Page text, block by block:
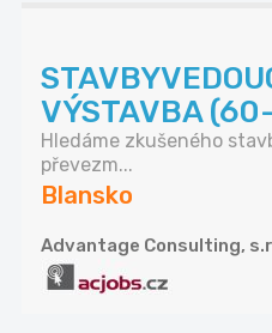
VÝSTAVBA
Hledáme zkušeného
převezm...
Blansko
Advantage Consulting,